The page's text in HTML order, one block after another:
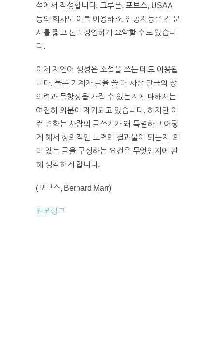
석에서 작성합니다. 그루폰, 포브스, USAA
등의 회사도 이를 이용하죠. 인공지능은 긴 문
서를 짧고 논리정연하게 요약할 수도 있습니
다.
이제 자연어 생성은 소설을 쓰는 데도 이용됩
니다. 물론 기계가 글을 쓸 때 사람 만큼의 창
의력과 독창성을 가질 수 있는지에 대해서는
여전히 의문이 제기되고 있습니다. 하지만 이
런 변화는 사람의 글쓰기가 왜 특별하고 어떻
게 해서 창의적인 노력의 결과물이 되는지, 의
미 있는 글을 구성하는 요건은 무엇인지에 관
해 생각하게 합니다.
(포브스, Bernard Marr)
원문링크